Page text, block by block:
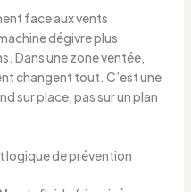
face aux vents
dégivre plus
Dans une zone ventée,
changent tout. C’est une
sur place, pas sur un plan
de prévention